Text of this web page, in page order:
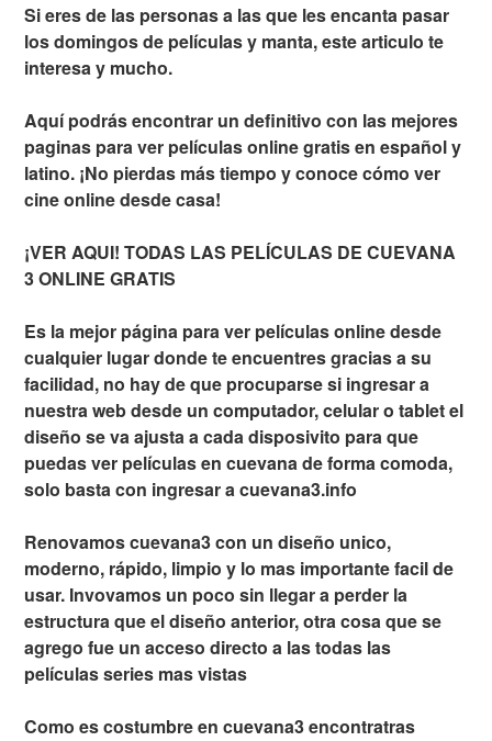
Si eres de las personas a las que les encanta pasar
los domingos de películas y manta, este articulo te
interesa y mucho.
Aquí podrás encontrar un definitivo con las mejores
paginas para ver películas online gratis en español y
latino. ¡No pierdas más tiempo y conoce cómo ver
cine online desde casa!
¡VER AQUI! TODAS LAS PELÍCULAS DE CUEVANA
3 ONLINE GRATIS
Es la mejor página para ver películas online desde
cualquier lugar donde te encuentres gracias a su
facilidad, no hay de que procuparse si ingresar a
nuestra web desde un computador, celular o tablet el
diseño se va ajusta a cada disposivito para que
puedas ver películas en cuevana de forma comoda,
solo basta con ingresar a cuevana3.info
Renovamos cuevana3 con un diseño unico,
moderno, rápido, limpio y lo mas importante facil de
usar. Invovamos un poco sin llegar a perder la
estructura que el diseño anterior, otra cosa que se
agrego fue un acceso directo a las todas las
películas series mas vistas
Como es costumbre en cuevana3 encontratras